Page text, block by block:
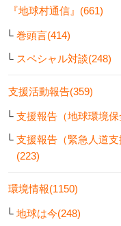
『地球村通信』(661)
巻頭言(414)
スペシャル対談(248)
支援活動報告(359)
支援報告（地球環境
支援報告（緊急人道支
(223)
環境情報(1150)
地球は今(248)